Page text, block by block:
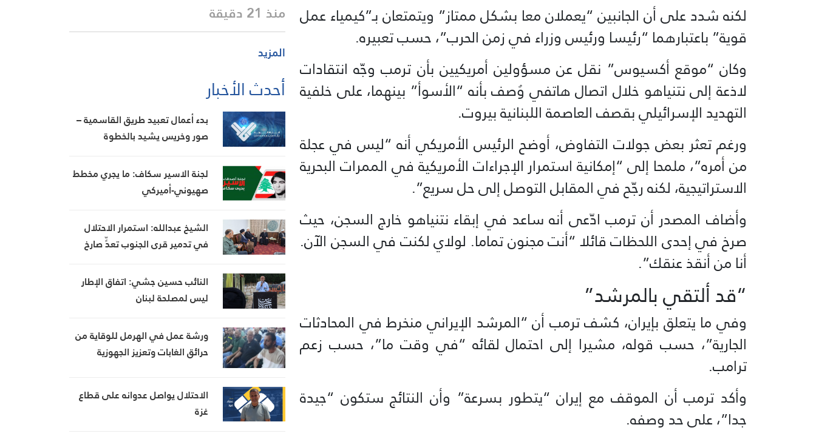
لكنه شدد على أن الجانبين “يعملان معا بشكل ممتاز” ويتمتعان بـ”كيمياء عمل
قوية” باعتبارهما “رئيسا ورئيس وزراء في زمن الحرب”، حسب تعبيره.
وكان “موقع أكسيوس” نقل عن مسؤولين أمريكيين بأن ترمب وجّه انتقادات
لاذعة إلى نتنياهو خلال اتصال هاتفي وُصف بأنه “الأسوأ” بينهما، على خلفية
التهديد الإسرائيلي بقصف العاصمة اللبنانية بيروت.
ورغم تعثر بعض جولات التفاوض، أوضح الرئيس الأمريكي أنه “ليس في عجلة
من أمره”، ملمحا إلى “إمكانية استمرار الإجراءات الأمريكية في الممرات البحرية
الاستراتيجية، لكنه رجّح في المقابل التوصل إلى حل سريع”.
وأضاف المصدر أن ترمب ادّعى أنه ساعد في إبقاء نتنياهو خارج السجن، حيث
صرخ في إحدى اللحظات قائلا “أنت مجنون تماما. لولاي لكنت في السجن الآن.
أنا من أنقذ عنقك”.
“قد ألتقي بالمرشد”
وفي ما يتعلق بإيران، كشف ترمب أن “المرشد الإيراني منخرط في المحادثات
الجارية”، حسب قوله، مشيرا إلى احتمال لقائه “في وقت ما”، حسب زعم
ترامب.
وأكد ترمب أن الموقف مع إيران “يتطور بسرعة” وأن النتائج ستكون “جيدة
جدا”، على حد وصفه.
منذ 21 دقيقة
المزيد
أحدث الأخبار
بدء أعمال تعبيد طريق القاسمية –
صور وخريس يشيد بالخطوة
لجنة الاسير سكاف: ما يجري مخطط
صهيوني-أميركي
الشيخ عبدالله: استمرار الاحتلال
في تدمير قرى الجنوب تعدٍّ صارخ
النائب حسين جشي: اتفاق الإطار
ليس لمصلحة لبنان
ورشة عمل في الهرمل للوقاية من
حرائق الغابات وتعزيز الجهوزية
الاحتلال يواصل عدوانه على قطاع
غزة